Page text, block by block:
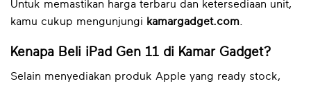
Untuk memastikan harga terbaru dan ketersediaan unit,
kamu cukup mengunjungi kamargadget.com
Kenapa Beli iPad Gen 11 di Kamar Gadget?
Selain menyediakan produk Apple yang ready stock,